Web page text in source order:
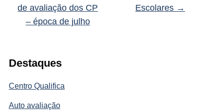
Destaques
Centro Qualifica
Auto avaliação
de avaliação dos CP
– época de julho
Escolares →